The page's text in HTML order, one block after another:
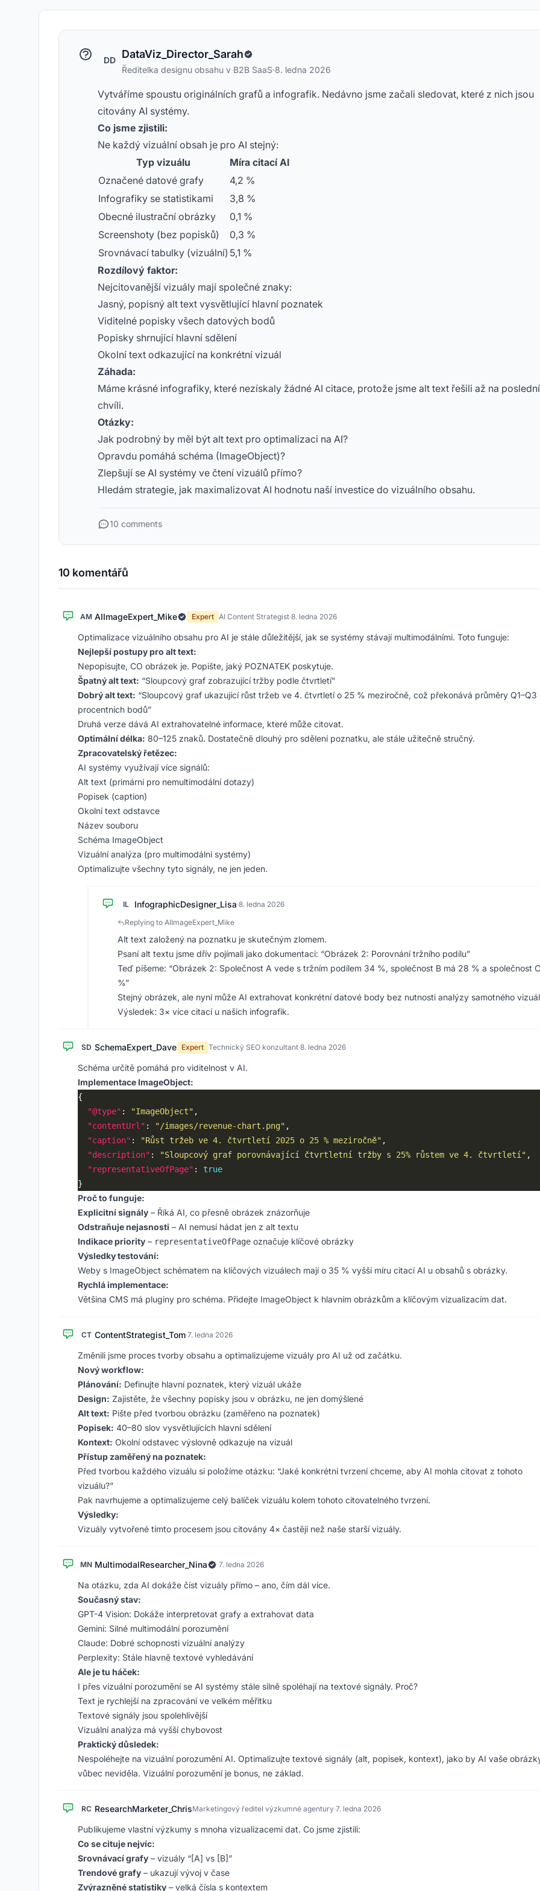
DD DataViz_Director_Sarah
Ředitelka designu obsahu v B2B SaaS·8. ledna 2026
Vytváříme spoustu originálních grafů a infografik. Nedávno jsme začali sledovat, které z nich jsou
citovány AI systémy.
Co jsme zjistili:
Ne každý vizuální obsah je pro AI stejný:
Typ vizuálu
Míra citací AI
Označené datové grafy
4,2 %
Infografiky se statistikami
3,8 %
Obecné ilustrační obrázky
0,1 %
Screenshoty (bez popisků)
0,3 %
Srovnávací tabulky (vizuální) 5,1 %
Rozdílový faktor:
Nejcitovanější vizuály mají společné znaky:
Jasný, popisný alt text vysvětlující hlavní poznatek
Viditelné popisky všech datových bodů
Popisky shrnující hlavní sdělení
Okolní text odkazující na konkrétní vizuál
Záhada:
Máme krásné infografiky, které nezískaly žádné AI citace, protože jsme alt text řešili až na poslední
chvíli.
Otázky:
Jak podrobný by měl být alt text pro optimalizaci na AI?
Opravdu pomáhá schéma (ImageObject)?
Zlepšují se AI systémy ve čtení vizuálů přímo?
Hledám strategie, jak maximalizovat AI hodnotu naší investice do vizuálního obsahu.
10 comments
10 komentářů
AM AIImageExpert_Mike Expert AI Content Strategist·8. ledna 2026
Optimalizace vizuálního obsahu pro AI je stále důležitější, jak se systémy stávají multimodálními. Toto funguje:
Nejlepší postupy pro alt text:
Nepopisujte, CO obrázek je. Popište, jaký POZNATEK poskytuje.
Špatný alt text: “Sloupcový graf zobrazující tržby podle čtvrtletí”
Dobrý alt text: “Sloupcový graf ukazující růst tržeb ve 4. čtvrtletí o 25 % meziročně, což překonává průměry Q1–Q3
procentních bodů”
Druhá verze dává AI extrahovatelné informace, které může citovat.
Optimální délka: 80–125 znaků. Dostatečně dlouhý pro sdělení poznatku, ale stále užitečně stručný.
Zpracovatelský řetězec:
AI systémy využívají více signálů:
Alt text (primární pro nemultimodální dotazy)
Popisek (caption)
Okolní text odstavce
Název souboru
Schéma ImageObject
Vizuální analýza (pro multimodální systémy)
Optimalizujte všechny tyto signály, ne jen jeden.
IL InfographicDesigner_Lisa·8. ledna 2026
Replying to AIImageExpert_Mike
Alt text založený na poznatku je skutečným zlomem.
Psaní alt textu jsme dřív pojímali jako dokumentaci: “Obrázek 2: Porovnání tržního podílu”
Teď píšeme: “Obrázek 2: Společnost A vede s tržním podílem 34 %, společnost B má 28 % a společnost
%”
Stejný obrázek, ale nyní může AI extrahovat konkrétní datové body bez nutnosti analýzy samotného
Výsledek: 3× více citací u našich infografik.
SD SchemaExpert_Dave Expert Technický SEO konzultant·8. ledna 2026
Schéma určitě pomáhá pro viditelnost v AI.
Implementace ImageObject:
"@type" : "ImageObject"
"contentUrl" : "/images/revenue-chart.png"
"caption" : "Růst tržeb ve 4. čtvrtletí 2025 o 25 % meziročně"
"description" : "Sloupcový graf porovnávající čtvrtletní tržby s 25% růstem ve 4. čtvrtletí"
"representativeOfPage" : true
Proč to funguje:
Explicitní signály – Říká AI, co přesně obrázek znázorňuje
Odstraňuje nejasnosti – AI nemusí hádat jen z alt textu
Indikace priority – representativeOfPage označuje klíčové obrázky
Výsledky testování:
Weby s ImageObject schématem na klíčových vizuálech mají o 35 % vyšší míru citací AI u obsahů s obrázky.
Rychlá implementace:
Většina CMS má pluginy pro schéma. Přidejte ImageObject k hlavním obrázkům a klíčovým vizualizacím dat.
CT ContentStrategist_Tom·7. ledna 2026
Změnili jsme proces tvorby obsahu a optimalizujeme vizuály pro AI už od začátku.
Nový workflow:
Plánování: Definujte hlavní poznatek, který vizuál ukáže
Design: Zajistěte, že všechny popisky jsou v obrázku, ne jen domýšlené
Alt text: Pište před tvorbou obrázku (zaměřeno na poznatek)
Popisek: 40–80 slov vysvětlujících hlavní sdělení
Kontext: Okolní odstavec výslovně odkazuje na vizuál
Přístup zaměřený na poznatek:
Před tvorbou každého vizuálu si položíme otázku: “Jaké konkrétní tvrzení chceme, aby AI mohla citovat z tohoto
vizuálu?”
Pak navrhujeme a optimalizujeme celý balíček vizuálu kolem tohoto citovatelného tvrzení.
Výsledky:
Vizuály vytvořené tímto procesem jsou citovány 4× častěji než naše starší vizuály.
MN MultimodalResearcher_Nina ·7. ledna 2026
Na otázku, zda AI dokáže číst vizuály přímo – ano, čím dál více.
Současný stav:
GPT-4 Vision: Dokáže interpretovat grafy a extrahovat data
Gemini: Silné multimodální porozumění
Claude: Dobré schopnosti vizuální analýzy
Perplexity: Stále hlavně textové vyhledávání
Ale je tu háček:
I přes vizuální porozumění se AI systémy stále silně spoléhají na textové signály. Proč?
Text je rychlejší na zpracování ve velkém měřítku
Textové signály jsou spolehlivější
Vizuální analýza má vyšší chybovost
Praktický důsledek:
Nespoléhejte na vizuální porozumění AI. Optimalizujte textové signály (alt, popisek, kontext), jako by AI vaše
vůbec neviděla. Vizuální porozumění je bonus, ne základ.
RC ResearchMarketer_ChrisMarketingový ředitel výzkumné agentury·7. ledna 2026
Publikujeme vlastní výzkumy s mnoha vizualizacemi dat. Co jsme zjistili:
Co se cituje nejvíc:
Srovnávací grafy – vizuály “[A] vs [B]”
Trendové grafy – ukazují vývoj v čase
Zvýrazněné statistiky – velká čísla s kontextem